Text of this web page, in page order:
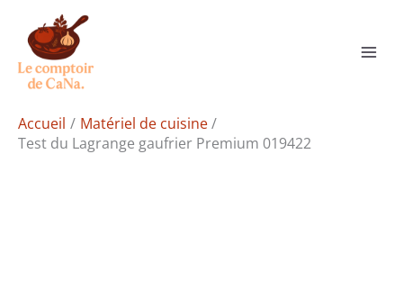
contenu
Accueil
Matériel de cuisine
Test du Lagrange gaufrier Premium 019422
Rechercher